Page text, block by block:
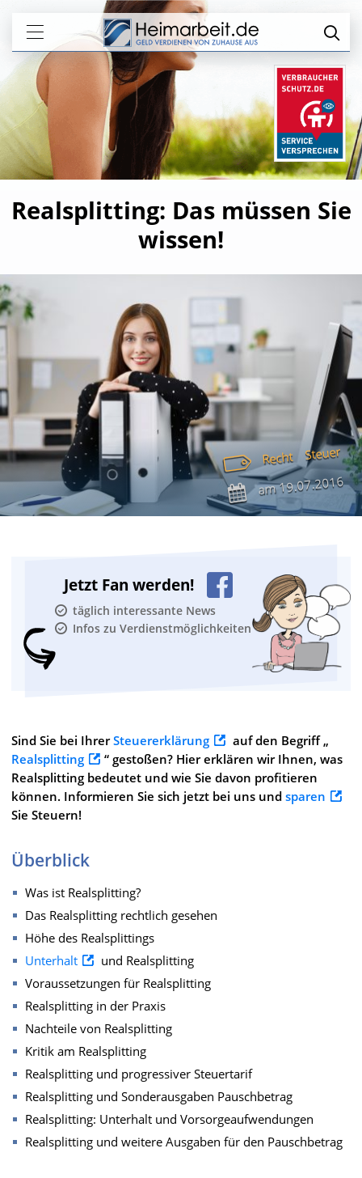
Realsplitting: Das müssen Sie
wissen!
Recht Steuer
am19.07.2016
Jetzt Fan werden!
täglich interessante News
Infos zu Verdienstmöglichkeiten
Sind Sie bei IhrerSteuererklärung
auf den Begriff „
Realsplitting
“ gestoßen? Hier erklären wir Ihnen, was
Realsplitting bedeutet und wie Sie davon profitieren
können. Informieren Sie sich jetzt bei uns und sparen
Sie Steuern!
Überblick
Was ist Realsplitting?
Das Realsplitting rechtlich gesehen
Höhe des Realsplittings
Unterhalt
und Realsplitting
Voraussetzungen für Realsplitting
Realsplitting in der Praxis
Nachteile von Realsplitting
Kritik am Realsplitting
Realsplitting und progressiver Steuertarif
Realsplitting und Sonderausgaben Pauschbetrag
Realsplitting: Unterhalt und Vorsorgeaufwendungen
Realsplitting und weitere Ausgaben für den Pauschbetrag